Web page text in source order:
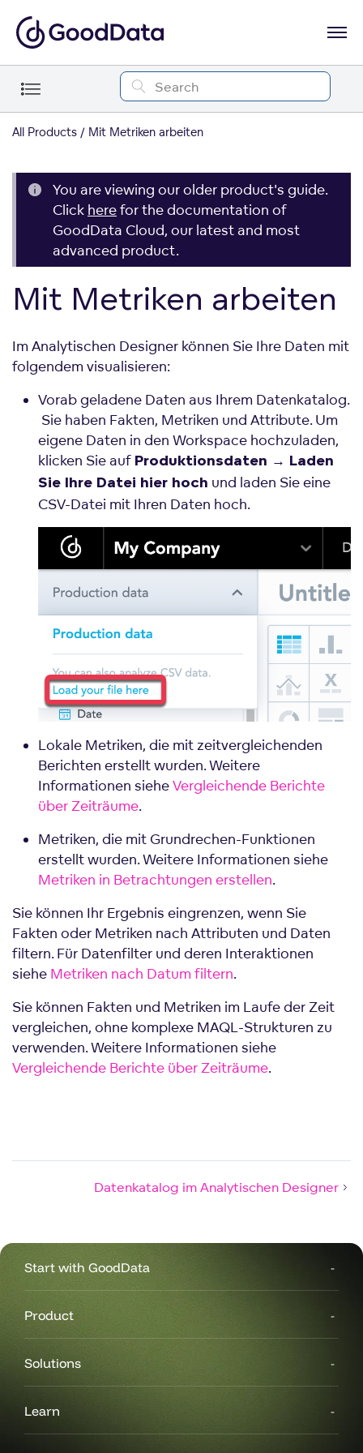
All Products Mit Metriken arbeiten
You are viewing our older product's guide.
Click herefor the documentation of
GoodData Cloud, our latest and most
advanced product.
Mit Metriken arbeiten
Im Analytischen Designer können Sie Ihre Daten mit
folgendem visualisieren:
Vorab geladene Daten aus Ihrem Datenkatalog.
Sie haben Fakten, Metriken und Attribute. Um
eigene Daten in den Workspace hochzuladen,
klicken Sie auf Produktionsdaten → Laden
Sie Ihre Datei hier hoch und laden Sie eine
CSV-Datei mit Ihren Daten hoch.
Lokale Metriken, die mit zeitvergleichenden
Berichten erstellt wurden. Weitere
Informationen sieheVergleichende Berichte
über Zeiträume.
Metriken, die mit Grundrechen-Funktionen
erstellt wurden. Weitere Informationen siehe
Metriken in Betrachtungen erstellen.
Sie können Ihr Ergebnis eingrenzen, wenn Sie
Fakten oder Metriken nach Attributen und Daten
filtern. Für Datenfilter und deren Interaktionen
siehe Metriken nach Datum filtern.
Sie können Fakten und Metriken im Laufe der Zeit
vergleichen, ohne komplexe MAQL-Strukturen zu
verwenden. Weitere Informationen siehe
Vergleichende Berichte über Zeiträume.
Datenkatalog im Analytischen Designer
Start with GoodData
Product
Solutions
Learn